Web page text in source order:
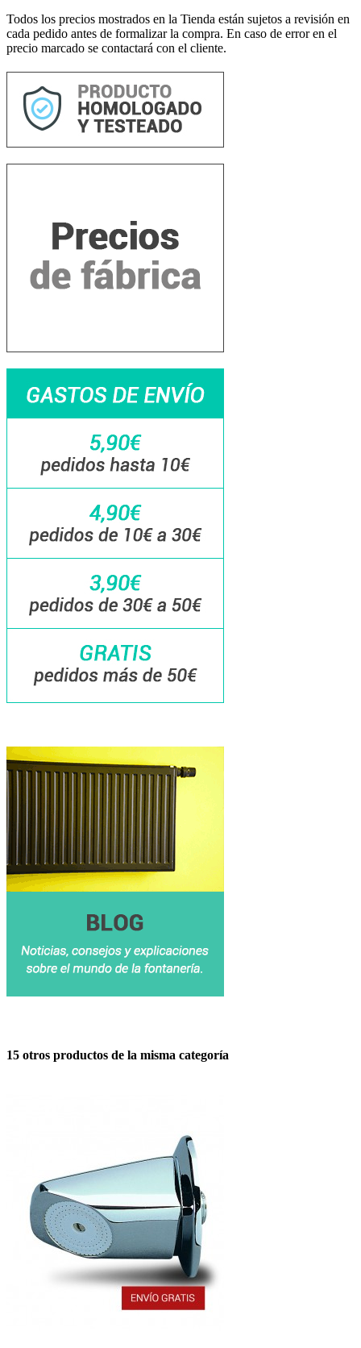
Todos los precios mostrados en la Tienda están sujetos a revisión en
cada pedido antes de formalizar la compra. En caso de error en el
precio marcado se contactará con el cliente.
15 otros productos de la misma categoría